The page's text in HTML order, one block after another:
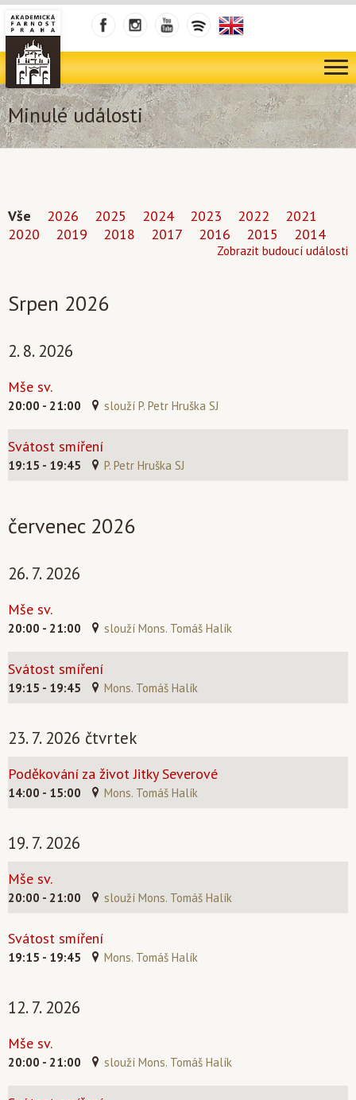
Minulé události
Vše 2026 2025 2024 2023 2022
2021
2020
2019 2018 2017 2016 2015 2014
Zobrazit budoucí události
Srpen 2026
2. 8. 2026
Mše sv.
20:00 - 21:00 slouží P. Petr Hruška SJ
Svátost smíření
19:15 - 19:45 P. Petr Hruška SJ
červenec 2026
26. 7. 2026
Mše sv.
20:00 - 21:00 slouží Mons. Tomáš Halík
Svátost smíření
19:15 - 19:45 Mons. Tomáš Halík
23. 7. 2026 čtvrtek
Poděkování za život Jitky Severové
14:00 - 15:00 Mons. Tomáš Halík
19. 7. 2026
Mše sv.
20:00 - 21:00 slouží Mons. Tomáš Halík
Svátost smíření
19:15 - 19:45 Mons. Tomáš Halík
12. 7. 2026
Mše sv.
20:00 - 21:00 slouží Mons. Tomáš Halík